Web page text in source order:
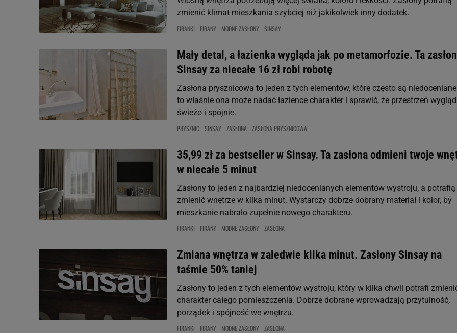
zmienić klimat mieszkania szybciej niż jakikolwiek inny dodatek.
FIRANKI FIRANY MODNE ZASŁONY SINSAY
Mały detal, a łazienka wygląda jak po metamorfozie. Ta
Sinsay za niecałe 16 zł robi robotę
Zasłona prysznicowa to jeden z tych elementów, które często są
to właśnie ona może nadać łazience charakter i sprawić, że przestrzeń
świeżo i spójnie.
PRYSZNIC SINSAY ZASŁONA ZASŁONA PRYSZNICOWA
35,99 zł za bestseller w Sinsay. Ta zasłona odmieni twoje
w niecałe 5 minut
Zasłony to jeden z najbardziej niedocenianych elementów wystroju, a potrafią
zmienić wnętrze w kilka minut. Wystarczy dobrze dobrany materiał i kolor, by
mieszkanie nabrało zupełnie nowego charakteru.
FIRANKI FIRANY MODNE ZASŁONY ZASŁONA
Zmiana wnętrza w zaledwie kilka minut. Zasłony Sinsay na
taśmie 50% taniej
Zasłony to jeden z tych elementów wystroju, który w kilka chwil potrafi
charakter całego pomieszczenia. Dobrze dobrane wprowadzają przytulność,
porządek i spójność we wnętrzu.
FIRANKI FIRANY MODNE ZASŁONY ZASŁONA